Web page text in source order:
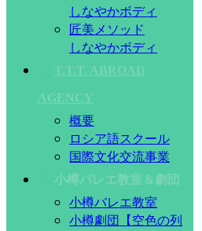
しなやかボディ
匠美メソッド
しなやかボディ
T.T.T. ABROAD
AGENCY
概要
ロシア語スクール
国際文化交流事業
小樽バレエ教室＆劇団
小樽バレエ教室
小樽劇団【空色の列